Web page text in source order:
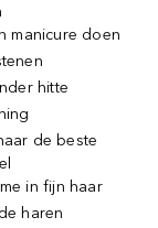
manicure doen
hitte
de beste
in fijn haar
haren